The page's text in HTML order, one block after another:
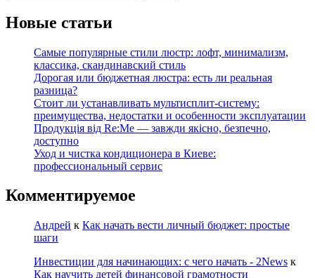
Новые статьи
Самые популярные стили люстр: лофт, минимализм,
классика, скандинавский стиль
Дорогая или бюджетная люстра: есть ли реальная
разница?
Стоит ли устанавливать мультисплит-систему:
преимущества, недостатки и особенности эксплуатации
Продукція від Re:Me — завжди якісно, безпечно,
доступно
Уход и чистка кондиционера в Киеве:
профессиональный сервис
Комментируемое
Андрей к Как начать вести личный бюджет: простые
шаги
Инвестиции для начинающих: с чего начать - 2News к
Как научить детей финансовой грамотности